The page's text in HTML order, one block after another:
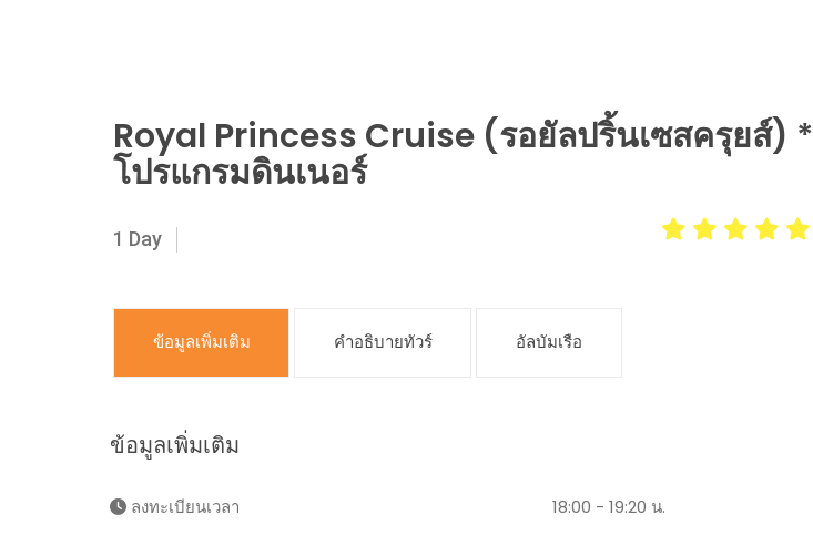
Royal Princess Cruise (รอยัลปริ้นเซสครุยส์) *
โปรแกรมดินเนอร์
1 Day
ข้อมูลเพิ่มเติม คำอธิบายทัวร์ อัลบัมเรือ
ข้อมูลเพิ่มเติม
ลงทะเบียนเวลา 18:00 - 19:20 น.